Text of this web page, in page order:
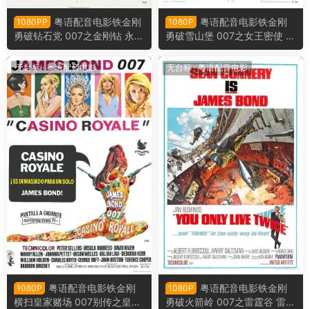
1080PP
粤语配音电影铁金刚
勇破钻石党 007之金刚钻 永远
的钻石 Diamonds Are Foreve
r
1080P
粤语配音电影铁金刚
勇破雪山堡 007之女王密使 女
王密使 On Her Majesty's Sec
ret Service
无台标· 粤语配音电影
1080P
粤语配音电影铁金刚
横扫皇家赌场 007别传之皇家
无台标·粤语配音电影
1080P
粤语配音电影铁金刚
勇破火箭岭 007之雷霆谷 雷霆